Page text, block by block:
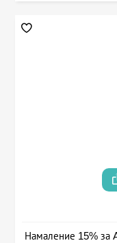
Намаление 15% за